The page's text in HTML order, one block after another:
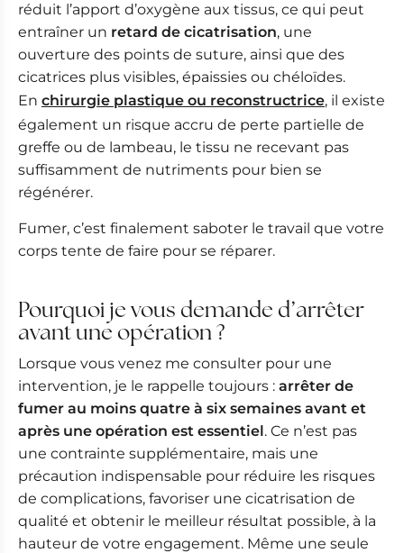
réduit l’apport d’oxygène aux tissus, ce qui peut
entraîner un retard de cicatrisation, une
ouverture des points de suture, ainsi que des
cicatrices plus visibles, épaissies ou chéloïdes.
En chirurgie plastique ou reconstructrice, il existe
également un risque accru de perte partielle de
greffe ou de lambeau, le tissu ne recevant pas
suffisamment de nutriments pour bien se
régénérer.
Fumer, c’est finalement saboter le travail que votre
corps tente de faire pour se réparer.
Pourquoi je vous demande d’arrêter
avant une opération ?
Lorsque vous venez me consulter pour une
intervention, je le rappelle toujours : arrêter de
fumer au moins quatre à six semaines avant et
après une opération est essentiel. Ce n’est pas
une contrainte supplémentaire, mais une
précaution indispensable pour réduire les risques
de complications, favoriser une cicatrisation de
qualité et obtenir le meilleur résultat possible, à la
hauteur de votre engagement. Même une seule